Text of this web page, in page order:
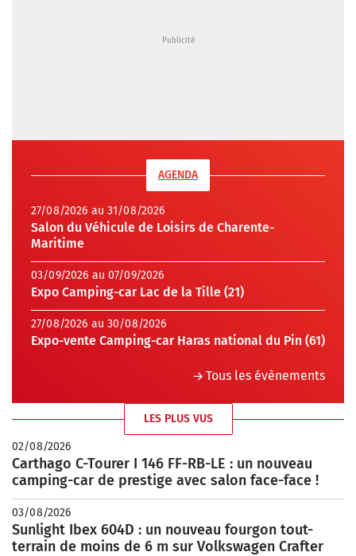
AGENDA
27/08/2026 au 31/08/2026
Salon du Véhicule de Loisirs de Charente-
Maritime
03/09/2026 au 07/09/2026
Expo Camping-car Lac de la Tille (21)
27/08/2026 au 30/08/2026
Expo-vente Camping-car Haras national du Pin (61)
Tous les évènements
LES PLUS VUS
02/08/2026
Carthago C-Tourer I 146 FF-RB-LE : un nouveau
camping-car de prestige avec salon face-face !
03/08/2026
Sunlight Ibex 604D : un nouveau fourgon tout-
terrain de moins de 6 m sur Volkswagen Crafter